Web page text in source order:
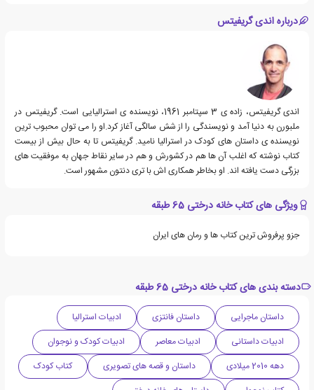
درباره اندی گریفیتس
اندی گریفیتس، زاده ی 3 سپتامبر 1961، نویسنده ی استرالیایی است. گریفیتس در
ملبورن به دنیا آمد و نویسندگی را از شش سالگی آغاز کرد.او را می توان محبوب ترین
نویسنده ی داستان های کودک در استرالیا نامید. گریفیتس تا به حال بیش از بیست
کتاب نوشته که اغلب آن ها هم در کشورش و هم در سایر نقاط جهان به موفقیت های
بزرگی دست یافته اند. او بخاطر همکاری اش با تری دنتون مشهور است.
ویژگی های کتاب خانه درختی 65 طبقه
جزو پرفروش ترین کتاب ها و رمان های ایران
دسته بندی های کتاب خانه درختی 65 طبقه
داستان ماجرایی داستان فانتزی
ادبیات استرالیا
ادبیات داستانی
ادبیات معاصر
ادبیات کودک و نوجوان
دهه 2010 میلادی
داستان و قصه های تصویری
کتاب کودک